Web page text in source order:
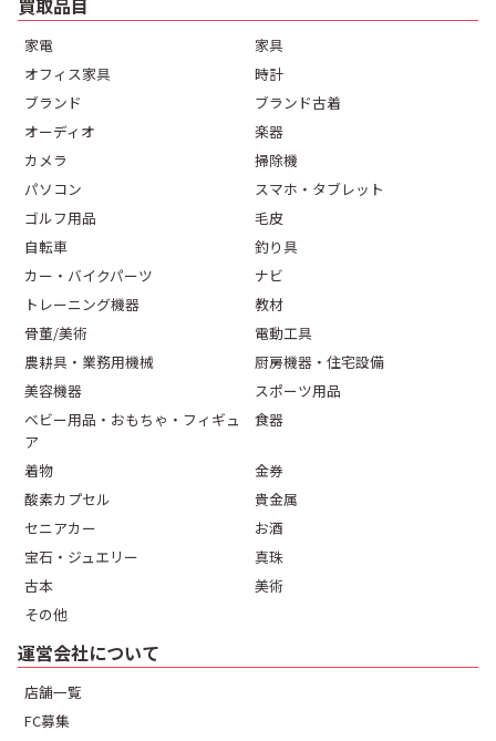
買取品目
家電
家具
オフィス家具
時計
ブランド
ブランド古着
オーディオ
楽器
カメラ
掃除機
パソコン
スマホ・タブレット
ゴルフ用品
毛皮
自転車
釣り具
カー・バイクパーツ
ナビ
トレーニング機器
教材
骨董/美術
電動工具
農耕具・業務用機械
厨房機器・住宅設備
美容機器
スポーツ用品
ベビー用品・おもちゃ・フィギュ
ア
食器
着物
金券
酸素カプセル
貴金属
セニアカー
お酒
宝石・ジュエリー
真珠
古本
美術
その他
運営会社について
店舗一覧
FC募集